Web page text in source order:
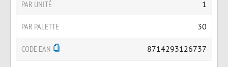
PAR UNITÉ 1
PAR PALETTE 30
CODE EAN 8714293126737